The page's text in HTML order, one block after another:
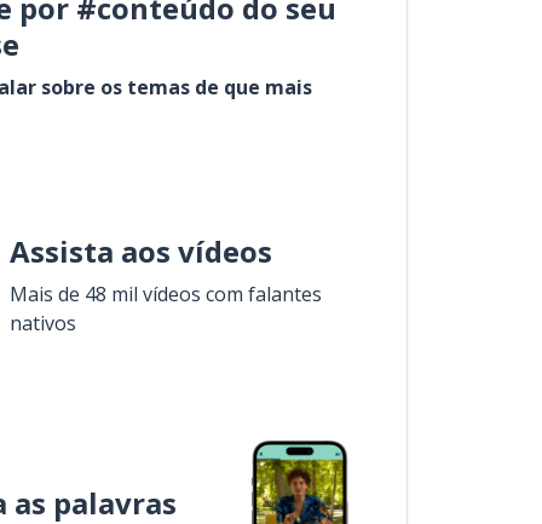
sobre os temas de que mais
Assista aos vídeos
Mais de 48 mil vídeos com falantes
nativos
as palavras